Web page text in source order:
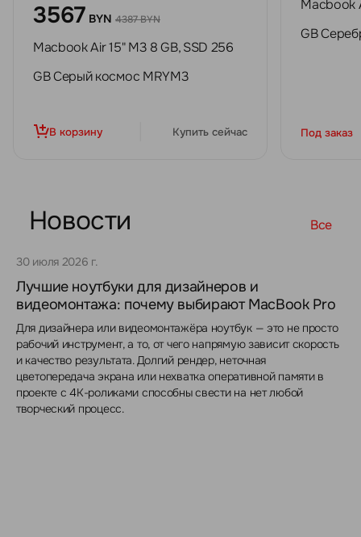
3567 BYN 4387 BYN
Macbook Air 15" M3 8 GB, SSD 256
GB Серый космос MRYM3
В корзину Купить сейчас
Macbook
GB
Под заказ
Новости Все
30 июля 2026 г.
Лучшие ноутбуки для дизайнеров и
видеомонтажа: почему выбирают MacBook Pro
Для дизайнера или видеомонтажёра ноутбук — это не просто
рабочий инструмент, а то, от чего напрямую зависит скорость
и качество результата. Долгий рендер, неточная
цветопередача экрана или нехватка оперативной памяти в
проекте с 4K-роликами способны свести на нет любой
творческий процесс.